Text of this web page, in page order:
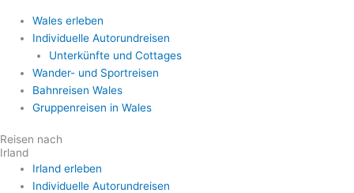
Wales erleben
Individuelle Autorundreisen
Unterkünfte und Cottages
Wander- und Sportreisen
Bahnreisen Wales
Gruppenreisen in Wales
Reisen nach
Irland
Irland erleben
Individuelle Autorundreisen